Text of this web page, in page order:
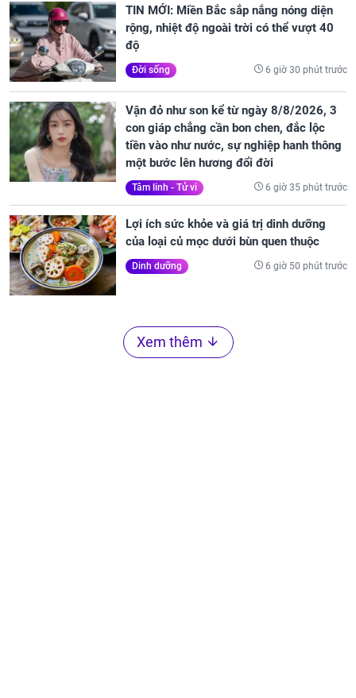
TIN MỚI: Miền Bắc sắp nắng nóng diện
rộng, nhiệt độ ngoài trời có thể vượt 40
độ
Đời sống 6 giờ 30 phút trước
Vận đỏ như son kể từ ngày 8/8/2026, 3
con giáp chẳng cần bon chen, đắc lộc
tiền vào như nước, sự nghiệp hanh thông
một bước lên hương đổi đời
Tâm linh - Tử vi 6 giờ 35 phút trước
Lợi ích sức khỏe và giá trị dinh dưỡng
của loại củ mọc dưới bùn quen thuộc
Dinh dưỡng 6 giờ 50 phút trước
Xem thêm